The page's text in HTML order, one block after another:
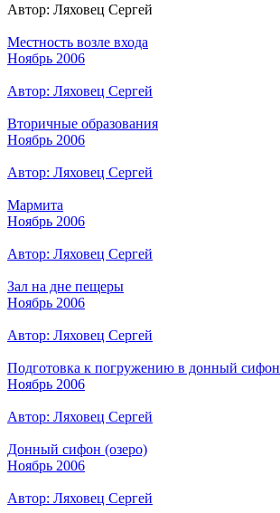
Автор: Ляховец Сергей
Местность возле входа
Ноябрь 2006
Автор: Ляховец Сергей
Вторичные образования
Ноябрь 2006
Автор: Ляховец Сергей
Мармита
Ноябрь 2006
Автор: Ляховец Сергей
Зал на дне пещеры
Ноябрь 2006
Автор: Ляховец Сергей
Подготовка к погружению в донный сифон
Ноябрь 2006
Автор: Ляховец Сергей
Донный сифон (озеро)
Ноябрь 2006
Автор: Ляховец Сергей